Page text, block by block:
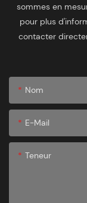
sommes en
pour plus
contacter
Nom
E-Mail
Teneur